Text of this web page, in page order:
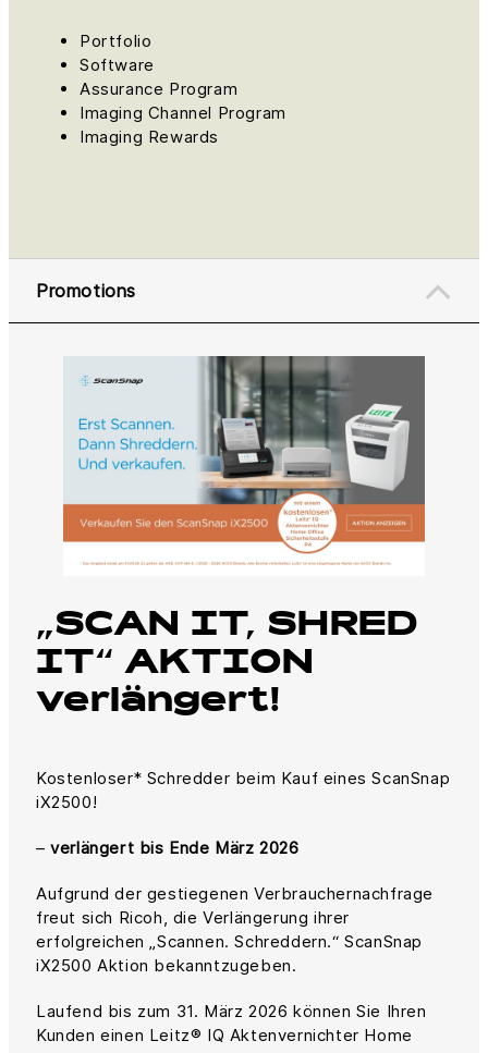
Portfolio
Software
Assurance Program
Imaging Channel Program
Imaging Rewards
Promotions
„SCAN IT, SHRED
IT“ AKTION
verlängert!
Kostenloser* Schredder beim Kauf eines ScanSnap
iX2500!
–verlängert bis Ende März 2026
Aufgrund der gestiegenen Verbrauchernachfrage
freut sich Ricoh, die Verlängerung ihrer
erfolgreichen „Scannen. Schreddern.“ ScanSnap
iX2500 Aktion bekanntzugeben.
Laufend bis zum 31. März 2026 können Sie Ihren
Kunden einen Leitz® IQ Aktenvernichter Home